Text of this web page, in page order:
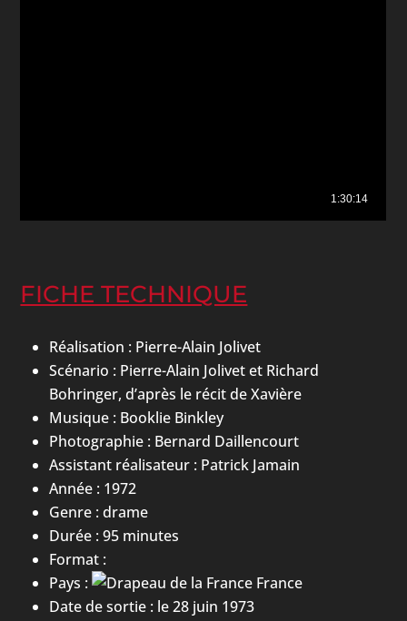
FICHE TECHNIQUE
Réalisation : Pierre-Alain Jolivet
Scénario : Pierre-Alain Jolivet et Richard
Bohringer, d’après le récit de Xavière
Musique : Booklie Binkley
Photographie : Bernard Daillencourt
Assistant réalisateur : Patrick Jamain
Année : 1972
Genre : drame
Durée : 95 minutes
Format :
Pays :
France
Date de sortie : le 28 juin 1973